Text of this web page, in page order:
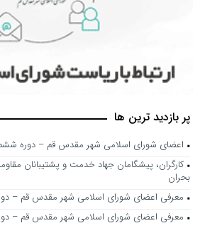
پر بازدید ترین ها
اعضای شورای اسلامی شهر مقدس قم – دوره
کارگران، پیشگامان جهاد خدمت و پشتیبانان
بحران
معرفی اعضای شورای اسلامی شهر مقدس قم –
معرفی اعضای شورای اسلامی شهر مقدس قم –